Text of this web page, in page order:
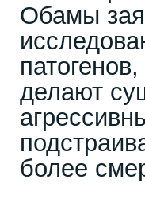
Обамы
делают
более